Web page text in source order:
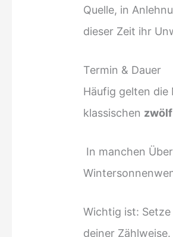
Quelle, in
dieser Zeit ihr
Termin & Dauer
Häufig gelten die
klassischen
In manchen
Wichtig ist:
deiner Zählweise.